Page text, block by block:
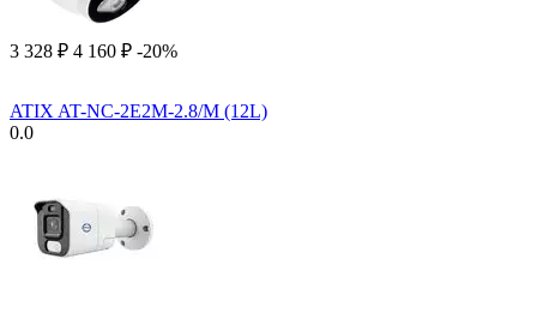
3 328 ₽ 4 160 ₽ -20%
ATIX AT-NC-2E2M-2.8/M (12L)
0.0